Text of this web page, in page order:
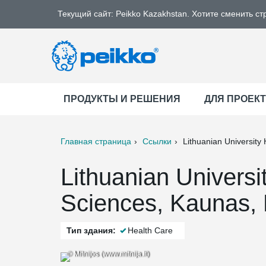
Текущий сайт: Peikko Kazakhstan. Хотите сменить
ПРОДУКТЫ И РЕШЕНИЯ ДЛЯ
Главная страница Ссылки Lithuanian University
Lithuanian
Sciences, Kaunas,
Тип здания: Health Care
© Mitnijos (www.mitnija.lt)